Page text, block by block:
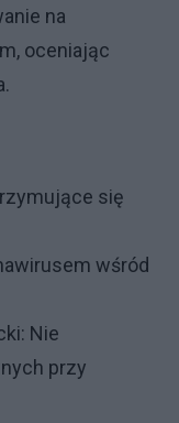
na
oceniając
się
wśród
Nie
przy